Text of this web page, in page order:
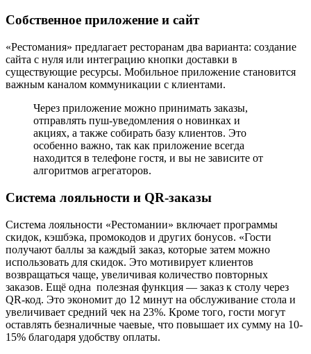
Собственное приложение и сайт
«Рестомания» предлагает ресторанам два варианта: создание
сайта с нуля или интеграцию кнопки доставки в
существующие ресурсы. Мобильное приложение становится
важным каналом коммуникации с клиентами.
Через приложение можно принимать заказы,
отправлять пуш-уведомления о новинках и
акциях, а также собирать базу клиентов. Это
особенно важно, так как приложение всегда
находится в телефоне гостя, и вы не зависите от
алгоритмов агрегаторов.
Система лояльности и QR-заказы
Система лояльности «Рестомании» включает программы
скидок, кэшбэка, промокодов и других бонусов. «Гости
получают баллы за каждый заказ, которые затем можно
использовать для скидок. Это мотивирует клиентов
возвращаться чаще, увеличивая количество повторных
заказов. Ещё одна полезная функция — заказ к столу через
QR-код. Это экономит до 12 минут на обслуживание стола и
увеличивает средний чек на 23%. Кроме того, гости могут
оставлять безналичные чаевые, что повышает их сумму на 10-
15% благодаря удобству оплаты.